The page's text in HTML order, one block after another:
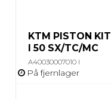
KTM PISTON KIT
I 50 SX/TC/MC
A40030007010 I
På fjernlager